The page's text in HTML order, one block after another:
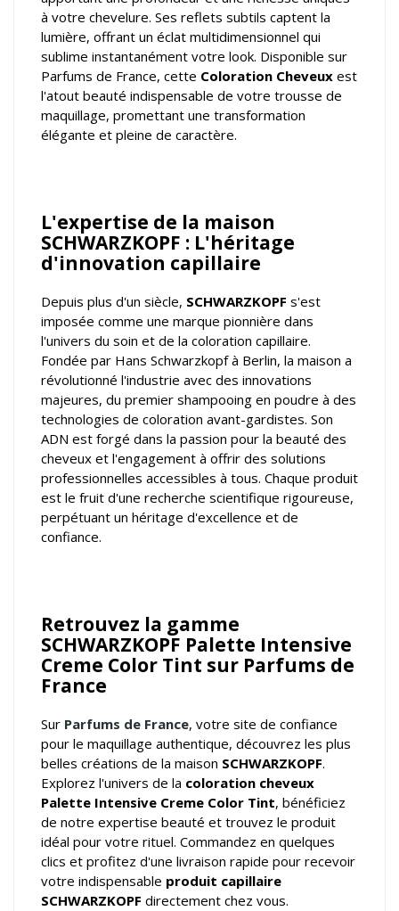
à votre chevelure. Ses reflets subtils captent la
lumière, offrant un éclat multidimensionnel qui
sublime instantanément votre look. Disponible sur
Parfums de France, cette Coloration Cheveux est
l'atout beauté indispensable de votre trousse de
maquillage, promettant une transformation
élégante et pleine de caractère.
L'expertise de la maison
SCHWARZKOPF : L'héritage
d'innovation capillaire
Depuis plus d'un siècle, SCHWARZKOPF s'est
imposée comme une marque pionnière dans
l'univers du soin et de la coloration capillaire.
Fondée par Hans Schwarzkopf à Berlin, la maison a
révolutionné l'industrie avec des innovations
majeures, du premier shampooing en poudre à des
technologies de coloration avant-gardistes. Son
ADN est forgé dans la passion pour la beauté des
cheveux et l'engagement à offrir des solutions
professionnelles accessibles à tous. Chaque produit
est le fruit d'une recherche scientifique rigoureuse,
perpétuant un héritage d'excellence et de
confiance.
Retrouvez la gamme
SCHWARZKOPF Palette Intensive
Creme Color Tint sur Parfums de
France
Sur Parfums de France, votre site de confiance
pour le maquillage authentique, découvrez les plus
belles créations de la maison SCHWARZKOPF.
Explorez l'univers de la coloration cheveux
Palette Intensive Creme Color Tint, bénéficiez
de notre expertise beauté et trouvez le produit
idéal pour votre rituel. Commandez en quelques
clics et profitez d'une livraison rapide pour recevoir
votre indispensable produit capillaire
SCHWARZKOPF directement chez vous.